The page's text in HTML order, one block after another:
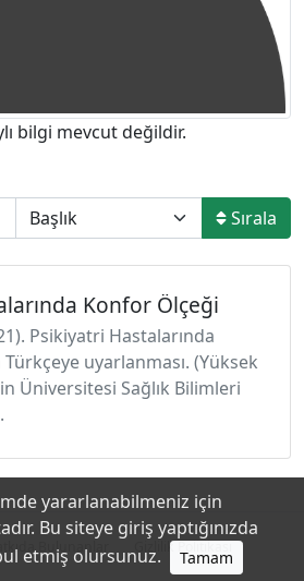
bilgi mevcut değildir.
Sırala
Konfor Ölçeği
Psikiyatri Hastalarında
uyarlanması. (Yüksek
Üniversitesi Sağlık Bilimleri
Bulunanlar Gizlilik Politikası
yararlanabilmeniz için
Bu siteye giriş yaptığınızda
etmiş olursunuz.
Tamam